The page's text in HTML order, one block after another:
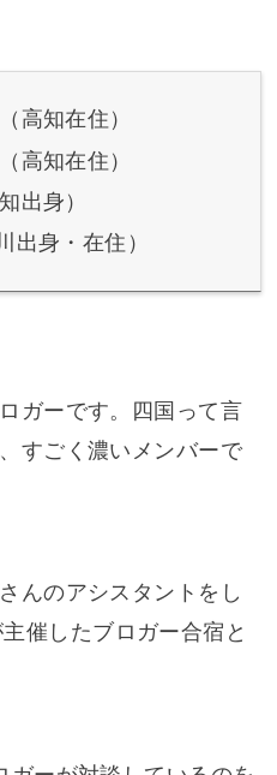
高知在住）
高知在住）
出身）
出身・在住）
ガーです。四国って言
すごく濃いメンバーで
んのアシスタントをし
催したブロガー合宿と